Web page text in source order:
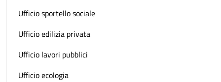
Ufficio sportello sociale
Ufficio edilizia privata
Ufficio lavori pubblici
Ufficio ecologia